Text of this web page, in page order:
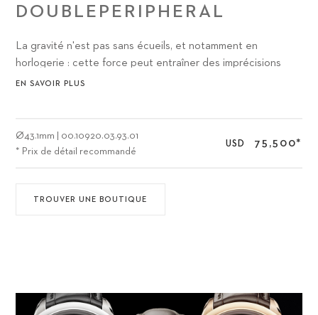
DOUBLEPERIPHERAL
La gravité n'est pas sans écueils, et notamment en
horlogerie : cette force peut entraîner des imprécisions
dans l'affichage. Le premier tourbillon fut développé au 18e
EN SAVOIR PLUS
Ø43.1mm
00.10920.03.93.01
* Prix de détail recommandé
USD 75,500*
TROUVER UNE BOUTIQUE